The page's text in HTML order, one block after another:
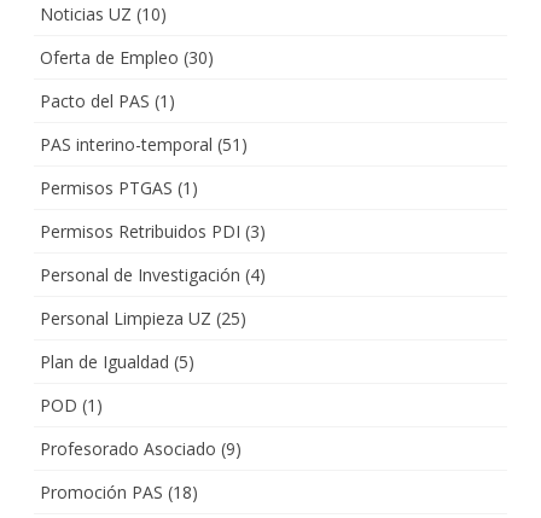
Noticias UZ (10)
Oferta de Empleo (30)
Pacto del PAS (1)
PAS interino-temporal (51)
Permisos PTGAS (1)
Permisos Retribuidos PDI (3)
Personal de Investigación (4)
Personal Limpieza UZ (25)
Plan de Igualdad (5)
POD (1)
Profesorado Asociado (9)
Promoción PAS (18)